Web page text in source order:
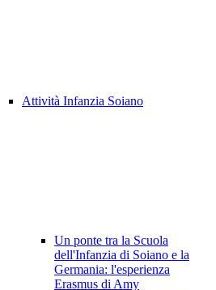
Attività Infanzia Soiano
Un ponte tra la Scuola
dell'Infanzia di Soiano e la
Germania: l'esperienza
Erasmus di Amy